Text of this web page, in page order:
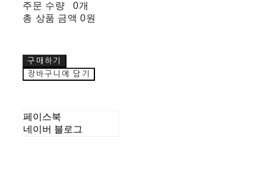
주문 수량
0개
총 상품 금액 0원
구매하기
장바구니에 담기
페이스북
네이버 블로그